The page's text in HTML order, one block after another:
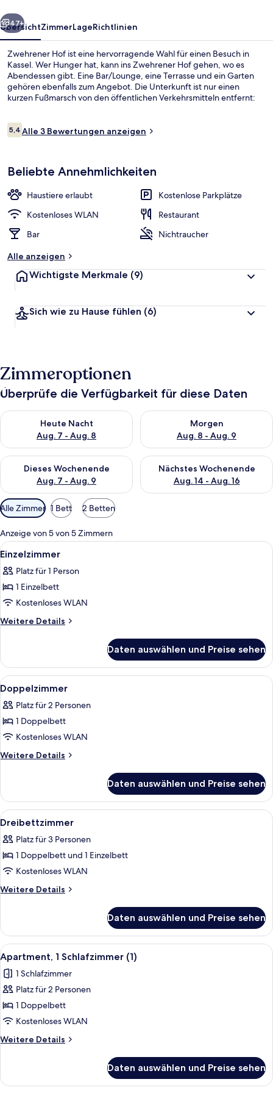
Weiter
47+
ÜbersichtZimmerLageRichtlinien
Zwehrener Hof ist eine hervorragende Wahl für einen Besuch in
Kassel. Wer Hunger hat, kann ins Zwehrener Hof gehen, wo es
Abendessen gibt. Eine Bar/Lounge, eine Terrasse und ein Garten
gehören ebenfalls zum Angebot. Die Unterkunft ist nur einen
kurzen Fußmarsch von den öffentlichen Verkehrsmitteln entfernt:
Bewertungen
5,45,4 von 10.
Alle 3 Bewertungen anzeigen
Beliebte Annehmlichkeiten
Haustiere erlaubt
Kostenlose Parkplätze
Kostenloses WLAN
Restaurant
Bar
Nichtraucher
Alle anzeigen
Wichtigste Merkmale (9)
Sich wie zu Hause fühlen (6)
Zimmeroptionen
Überprüfe die Verfügbarkeit für diese Daten
Heute Nacht
Aug. 7 - Aug. 8
Überprüfe die Verfügbarkeit für heute Nacht, Aug. 7 - Aug. 8.
Morgen
Aug. 8 - Aug. 9
Überprüfe die Verfügbarkeit
Dieses Wochenende
Aug. 7 - Aug. 9
Überprüfe die Verfügbarkeit für dieses Wochenende, Aug. 7
Nächstes Wochenende
Aug. 14 - Aug. 16
Überprüfe die Verfügbarkeit
Verfügbare
Filter
für
Zimmer
Alle Zimmer 1 Bett 2 Betten
Anzeige von 5 von 5 Zimmern
Alle
Fotos
für
Einzelzimmer
anzeigen
Ein Hotelzimmer mit Bett,
4
Einzelzimmer
Platz für 1 Person
1 Einzelbett
Kostenloses WLAN
Weitere Details
Weitere
Daten auswählen und Preise sehen
Alle
Fotos
für
Doppelzimmer
anzeigen
Ein Doppelbett mit weißer
6
Doppelzimmer
Platz für 2 Personen
1 Doppelbett
Kostenloses WLAN
Weitere Details
Weitere
Daten auswählen und Preise sehen
Alle
Fotos
für
Dreibettzimmer
anzeigen
Ein Schlafzimmer mit einem großen
5
Dreibettzimmer
Platz für 3 Personen
1 Doppelbett und 1 Einzelbett
Kostenloses WLAN
Weitere Details
Weitere
Daten auswählen und Preise sehen
Alle
Fotos
für
Apartment,
1
Schlafzimmer
(1)
anzeigen
Apartment, 1 Schlafzimmer (1) |
4
Apartment, 1 Schlafzimmer (1)
1 Schlafzimmer
Platz für 2 Personen
1 Doppelbett
Kostenloses WLAN
Weitere Details
Weitere
1
Daten auswählen und Preise sehen